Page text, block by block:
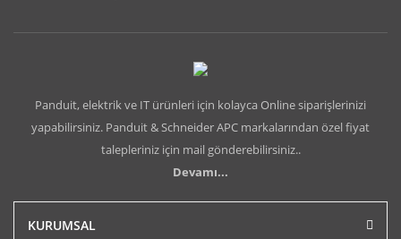
Panduit, elektrik ve IT ürünleri için kolayca Online siparişlerinizi
yapabilirsiniz. Panduit & Schneider APC markalarından özel fiyat
talepleriniz için mail gönderebilirsiniz..
Devamı...
KURUMSAL